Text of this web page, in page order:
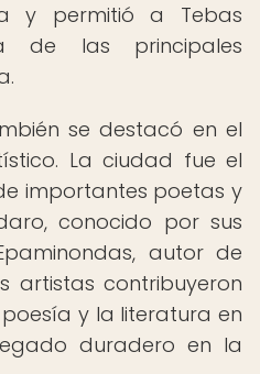
y permitió a Tebas
de las principales
se destacó en el
La ciudad fue el
importantes poetas y
conocido por sus
autor de
artistas contribuyeron
y la literatura en
duradero en la